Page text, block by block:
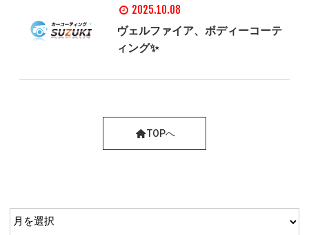
2025.10.08
ヴェルファイア、ボディーコーテ
ィング✨
TOPへ